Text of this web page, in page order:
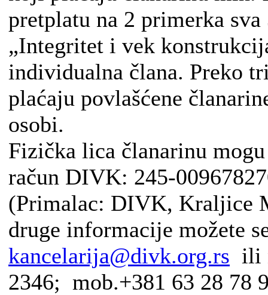
pretplatu na 2 primerka sva
„Integritet i vek
individualna člana. Preko
plaćaju povlašćene
osobi.
Fizička lica članarinu
račun DIVK: 245-
(Primalac: DIVK, Kraljice
druge informacije možete
kancelarija@divk.org.rs ili
2346; mob.+381 63 28 78